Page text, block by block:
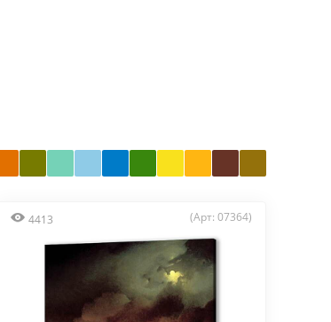
4413 (Арт: 07364)